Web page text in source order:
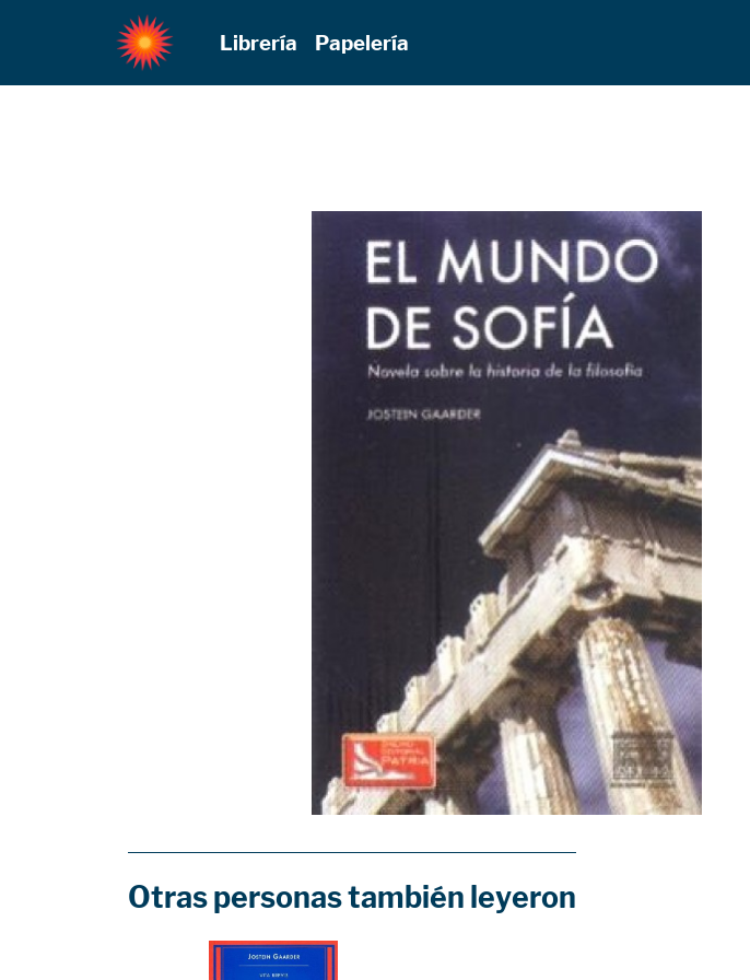
Librería Papelería
Otras personas también leyeron